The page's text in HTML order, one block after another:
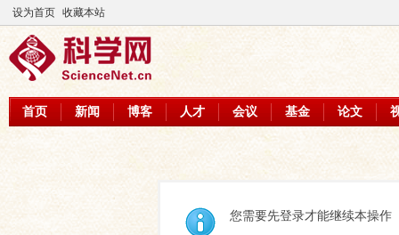
设为首页 收藏本站
首页 新闻 博客 人才 会议 基金 论文
您需要先登录才能继续本操作